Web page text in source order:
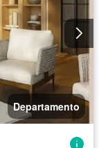
Departamento